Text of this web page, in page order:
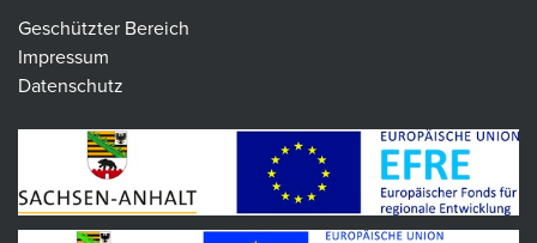
Geschützter Bereich
Impressum
Datenschutz